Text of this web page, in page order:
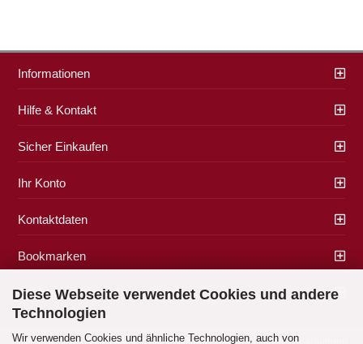
Diese Webseite verwendet Cookies und andere
Technologien
Wir verwenden Cookies und ähnliche Technologien, auch von
Informationen
Hilfe & Kontakt
Sicher Einkaufen
Ihr Konto
Kontaktdaten
Bookmarken
Zahlung & Versand
Impressum|AGB|Datenschutz|Widerrufsrecht| Cookie Einstellungen